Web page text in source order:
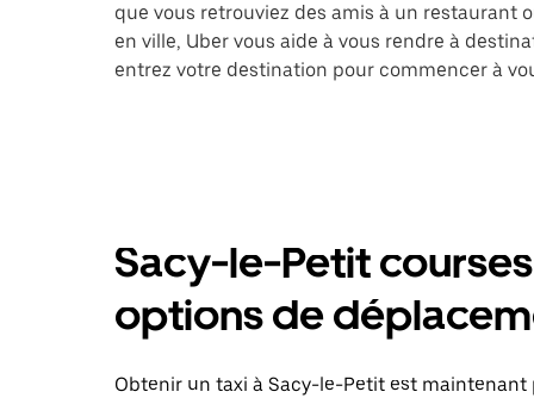
que vous retrouviez des amis à un restaurant
en ville, Uber vous aide à vous rendre à
entrez votre destination pour commencer à
Sacy-le-Petit
options de
Obtenir un taxi à Sacy-le-Petit est maintenant